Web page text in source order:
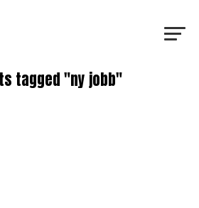
tagged "ny jobb"